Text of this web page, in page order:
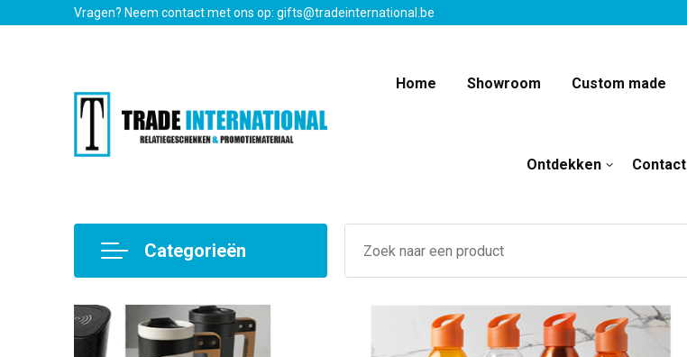
Vragen? Neem contact met ons op: gifts@tradeinternational.be
Home Showroom Custom made
Ontdekken Contact
Categorieën